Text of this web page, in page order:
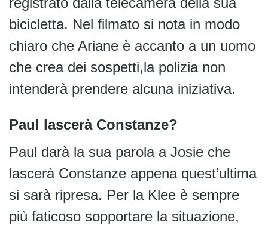
bicicletta. Nel filmato si nota in modo
chiaro che Ariane è accanto a un uomo
che crea dei sospetti,la polizia non
intenderà prendere alcuna iniziativa.
Paul lascerà Constanze?
Paul darà la sua parola a Josie che
lascerà Constanze appena quest’ultima
si sarà ripresa. Per la Klee è sempre
più faticoso sopportare la situazione,